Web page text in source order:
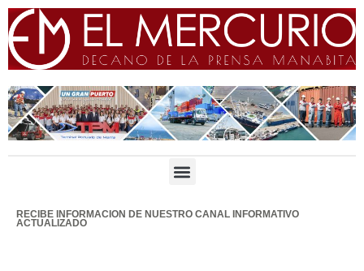
RECIBE INFORMACION DE NUESTRO CANAL INFORMATIVO
ACTUALIZADO